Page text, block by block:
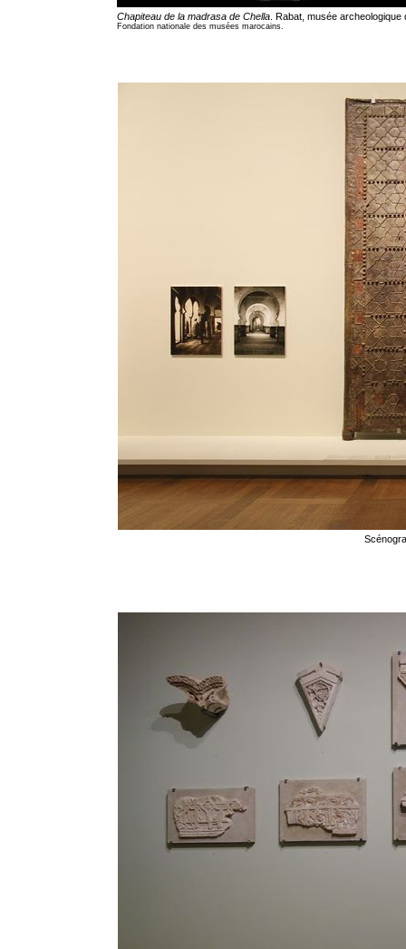
Chapiteau de la madrasa de Chella . Rabat, musée
Fondation nationale des musées marocains.